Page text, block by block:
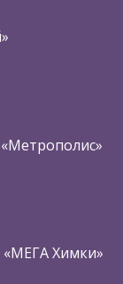
Химки»